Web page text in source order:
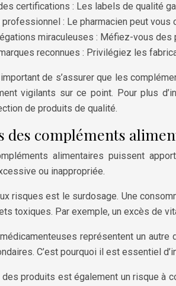
certifications : Les labels de qualité
professionnel : Le pharmacien peut
miraculeuses : Méfiez-vous
reconnues : Privilégiez les
de s’assurer que les
vigilants sur ce point. Pour plus
de produits de qualité.
des compléments
alimentaires puissent
ou inappropriée.
risques est le surdosage. Une
toxiques. Par exemple, un excès de
représentent un autre
C’est pourquoi il est essentiel
des produits est également un risque à